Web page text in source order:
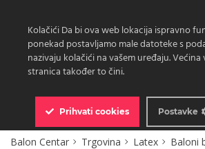
Balon Centar Trgovina Latex
Baloni
Kolačići Da bi ova web lokacija ispravno
ponekad postavljamo male datoteke s
nazivaju kolačići na vašem uređaju.
stranica također to čini.
Prihvati cookies Postavke